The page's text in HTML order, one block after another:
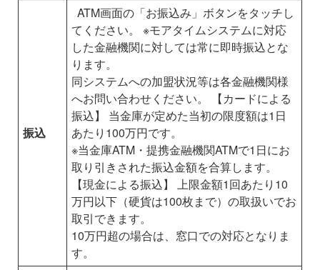
振込
ATM画面の「お振込み」ボタンをタッチし
てください。
※モアタイムシステムに対応
した金融機関に対しては常に即時振込とな
ります。
同システムへの加盟状況等は各金融機関様
へお問い合わせください。
【カードによる
振込】
当金庫が定めた当初の限度額は1日
あたり100万円です。
※当金庫ATM・提携金融機関ATMで1日にお
取り引きされた振込金額を合算します。
【現金による振込】
上限金額1回あたり10
万円以下（硬貨は100枚まで）の取扱いでお
取引できます。
10万円超の場合は、窓口での対応となりま
す。